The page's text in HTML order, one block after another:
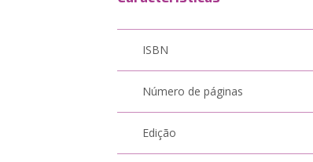
ISBN
Número de páginas
Edição